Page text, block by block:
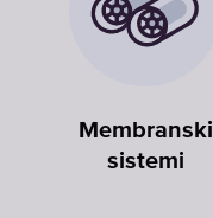
Membranski
sistemi